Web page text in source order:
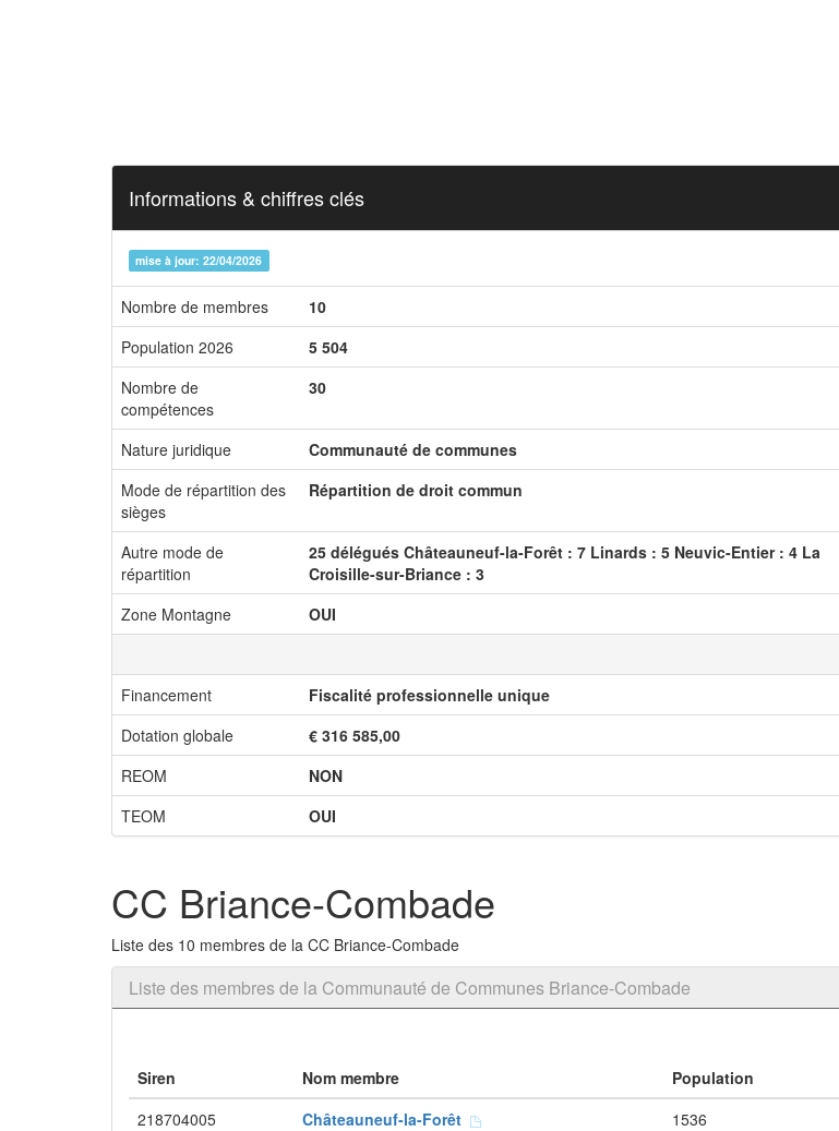
Informations & chiffres clés
mise à jour: 22/04/2026
Nombre de membres 10
Population 2026
5 504
Nombre de
compétences
30
Nature juridique
Communauté de communes
Mode de répartition des
sièges
Répartition de droit commun
Autre mode de
répartition
25 délégués Châteauneuf-la-Forêt : 7 Linards : 5 Neuvic-Entier : 4 La
Croisille-sur-Briance : 3
Zone Montagne
OUI
Financement
Fiscalité professionnelle unique
Dotation globale
€ 316 585,00
REOM
NON
TEOM OUI
CC Briance-Combade
Liste des 10 membres de la CC Briance-Combade
Liste des membres de la Communauté de Communes Briance-Combade
Siren Nom membre Population
218704005
Châteauneuf-la-Forêt 1536